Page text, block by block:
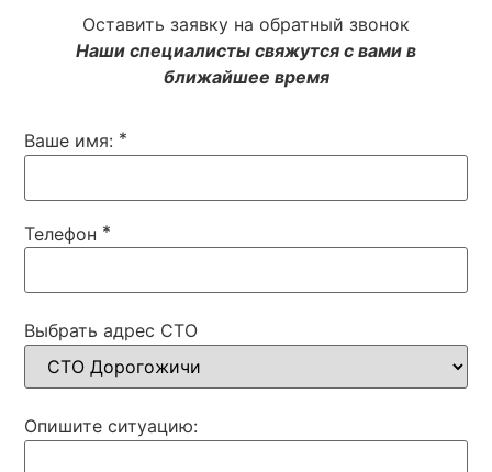
Оставить заявку на обратный звонок
Наши специалисты свяжутся с вами в
ближайшее время
Ваше имя: *
Телефон *
Выбрать адрес СТО
Опишите ситуацию: